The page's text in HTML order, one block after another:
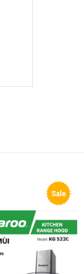
Sale